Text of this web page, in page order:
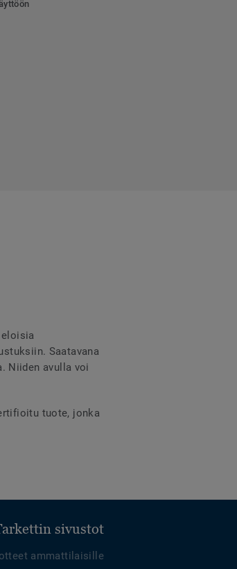
Saatavana
Niiden avulla voi
tuote, jonka
sivustot
ammattilaisille